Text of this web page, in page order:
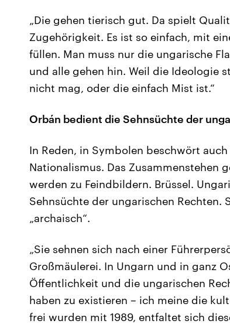
„Die gehen tierisch gut. Da spielt
Zugehörigkeit. Es ist so einfach, mit
füllen. Man muss nur die ungarische
und alle gehen hin. Weil die Ideologie
nicht mag, oder die einfach Mist ist.“
Orbán bedient die Sehnsüchte der
In Reden, in Symbolen beschwört
Nationalismus. Das Zusammenstehen
werden zu Feindbildern. Brüssel.
Sehnsüchte der ungarischen
„archaisch“.
„Sie sehnen sich nach einer
Großmäulerei. In Ungarn und in ganz
Öffentlichkeit und die ungarischen
haben zu existieren – ich meine die
frei wurden mit 1989, entfaltet sich